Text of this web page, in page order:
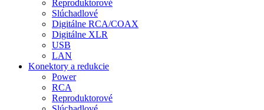
Reproduktorové
Slúchadlové
Digitálne RCA/COAX
Digitálne XLR
USB
LAN
Konektory a redukcie
Power
RCA
Reproduktorové